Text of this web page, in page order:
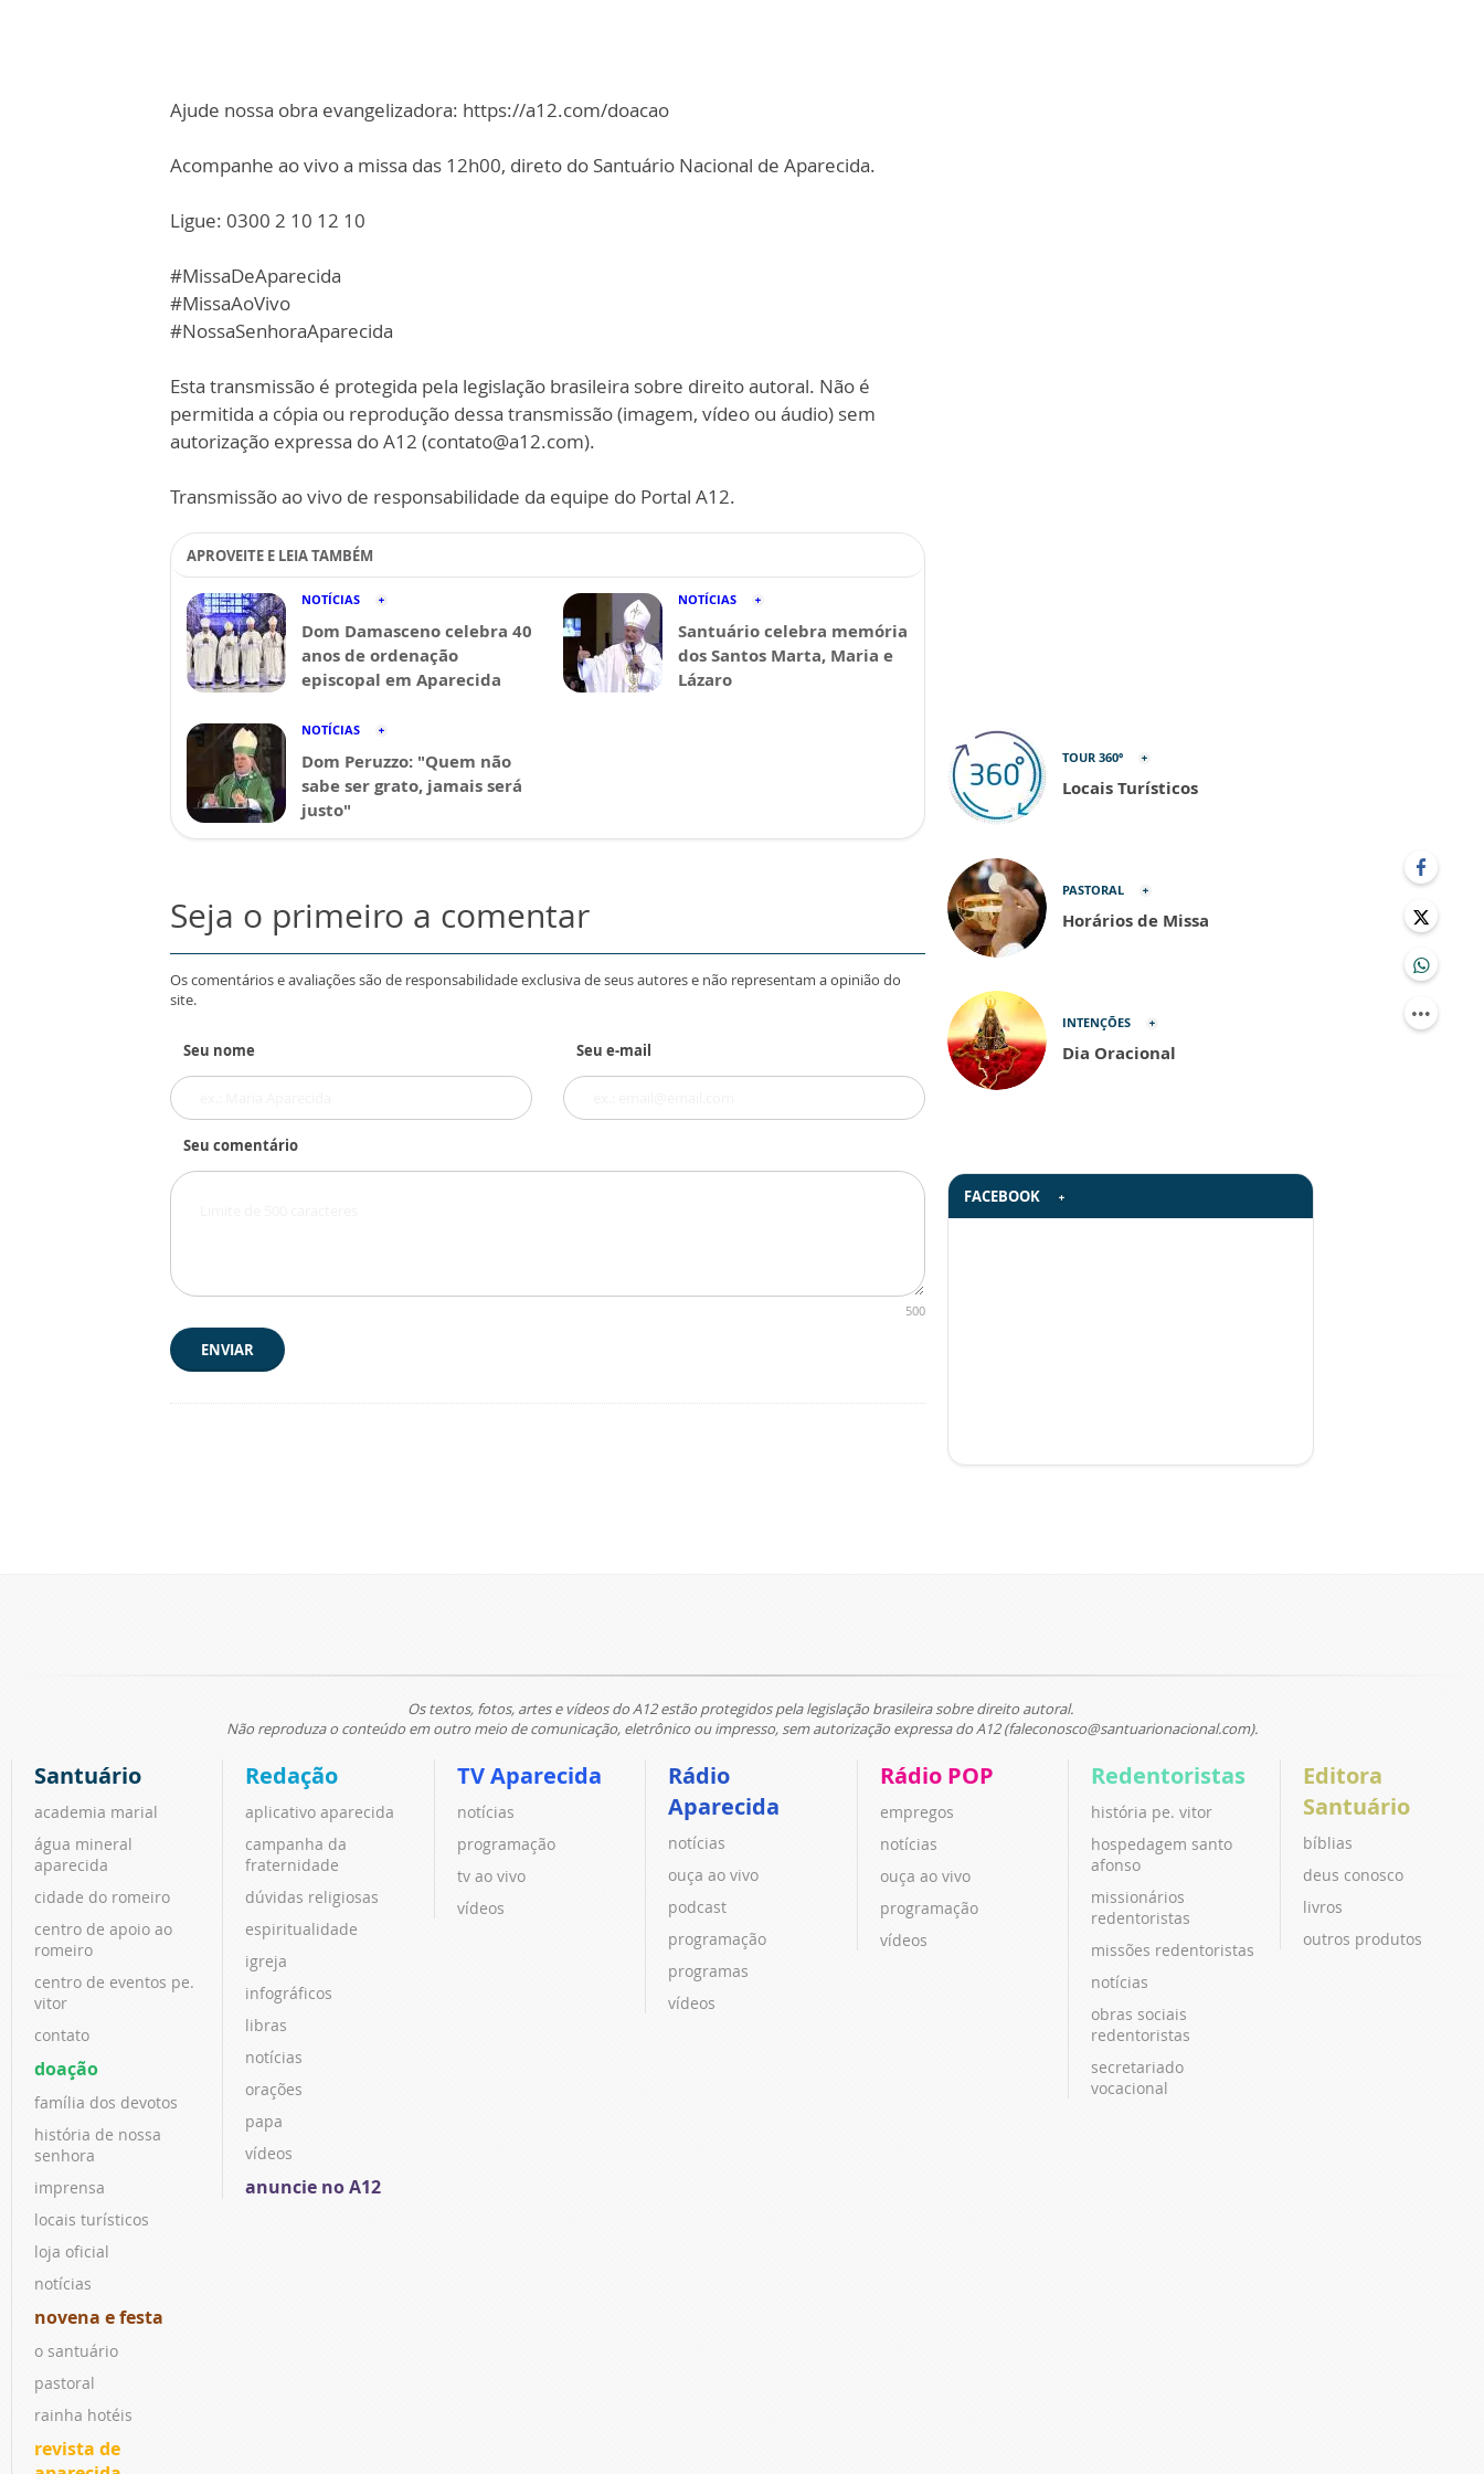
Ajude nossa obra evangelizadora: https://a12.com/doacao
Acompanhe ao vivo a missa das 12h00, direto do Santuário Nacional de Aparecida.
Ligue: 0300 2 10 12 10
#MissaDeAparecida
#MissaAoVivo
#NossaSenhoraAparecida
Esta transmissão é protegida pela legislação brasileira sobre direito autoral. Não é
permitida a cópia ou reprodução dessa transmissão (imagem, vídeo ou áudio) sem
autorização expressa do A12 (contato@a12.com).
Transmissão ao vivo de responsabilidade da equipe do Portal A12.
APROVEITE E LEIA TAMBÉM
NOTÍCIAS
Dom Damasceno celebra 40
anos de ordenação
episcopal em Aparecida
NOTÍCIAS
Santuário celebra memória
dos Santos Marta, Maria e
Lázaro
NOTÍCIAS
Dom Peruzzo: "Quem não
sabe ser grato, jamais será
justo"
Seja o primeiro a comentar
Os comentários e avaliações são de responsabilidade exclusiva de seus autores e não representam a opinião do
site.
Seu nome Seu e-mail
Seu comentário
500
ENVIAR
TOUR 360º
Locais Turísticos
PASTORAL
Horários de Missa
INTENÇÕES
Dia Oracional
FACEBOOK
Os textos, fotos, artes e vídeos do A12 estão protegidos pela legislação brasileira sobre direito autoral.
Não reproduza o conteúdo em outro meio de comunicação, eletrônico ou impresso, sem autorização expressa do A12 (faleconosco@santuarionacional.com).
Santuário
academia marial
água mineral
aparecida
cidade do romeiro
centro de apoio ao
romeiro
centro de eventos pe.
vitor
contato
doação
família dos devotos
história de nossa
senhora
imprensa
locais turísticos
loja oficial
notícias
novena e festa
o santuário
pastoral
rainha hotéis
revista de
Redação
aplicativo aparecida
campanha da
fraternidade
dúvidas religiosas
espiritualidade
igreja
infográficos
libras
notícias
orações
papa
vídeos
anuncie no A12
TV Aparecida
notícias
programação
tv ao vivo
vídeos
Rádio
Aparecida
notícias
ouça ao vivo
podcast
programação
programas
vídeos
Rádio POP
empregos
notícias
ouça ao vivo
programação
vídeos
Redentoristas
história pe. vitor
hospedagem santo
afonso
missionários
redentoristas
missões redentoristas
notícias
obras sociais
redentoristas
secretariado
vocacional
Editora
Santuário
bíblias
deus conosco
livros
outros produtos